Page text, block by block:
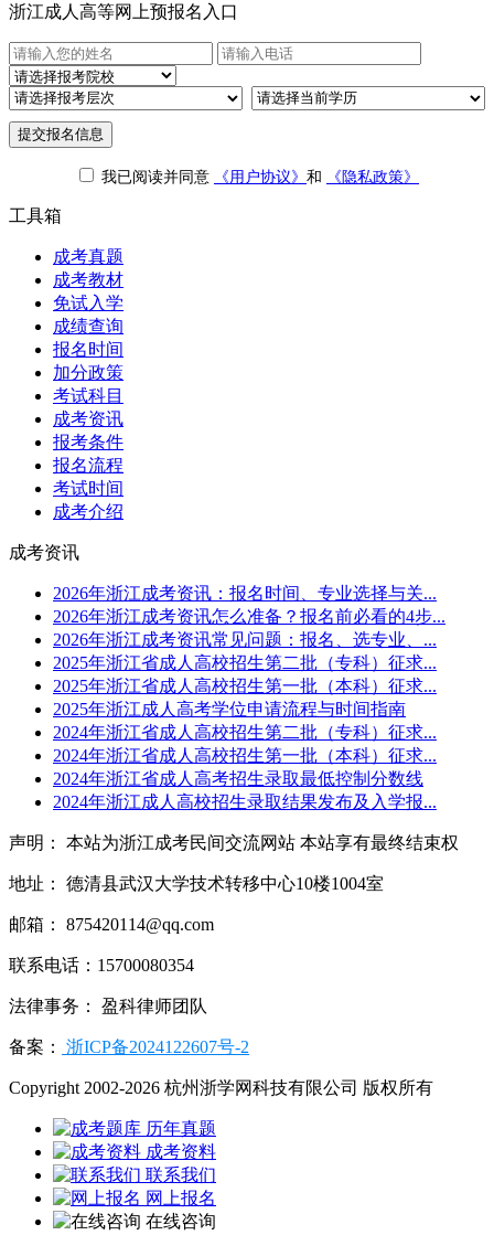
浙江成人高等网上预报名入口
提交报名信息
我已阅读并同意 《用户协议》 和 《隐私政策》
工具箱
成考真题
成考教材
免试入学
成绩查询
报名时间
加分政策
考试科目
成考资讯
报考条件
报名流程
考试时间
成考介绍
成考资讯
2026年浙江成考资讯：报名时间、专业选择与关...
2026年浙江成考资讯怎么准备？报名前必看的4步...
2026年浙江成考资讯常见问题：报名、选专业、...
2025年浙江省成人高校招生第二批（专科）征求...
2025年浙江省成人高校招生第一批（本科）征求...
2025年浙江成人高考学位申请流程与时间指南
2024年浙江省成人高校招生第二批（专科）征求...
2024年浙江省成人高校招生第一批（本科）征求...
2024年浙江省成人高考招生录取最低控制分数线
2024年浙江成人高校招生录取结果发布及入学报...
声明： 本站为浙江成考民间交流网站 本站享有最终结束权
地址： 德清县武汉大学技术转移中心10楼1004室
邮箱： 875420114@qq.com
联系电话：15700080354
法律事务： 盈科律师团队
备案： 浙ICP备2024122607号-2
Copyright 2002-2026 杭州浙学网科技有限公司 版权所有
历年真题
成考资料
联系我们
网上报名
在线咨询